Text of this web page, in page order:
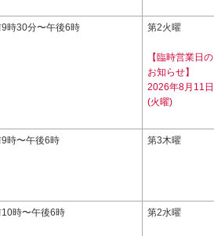
時30分〜午後6時 第2火曜
【臨時営業日の
お知らせ】
2026年8月11日
(火曜)
時〜午後6時 第3木曜
時〜午後6時 第2水曜